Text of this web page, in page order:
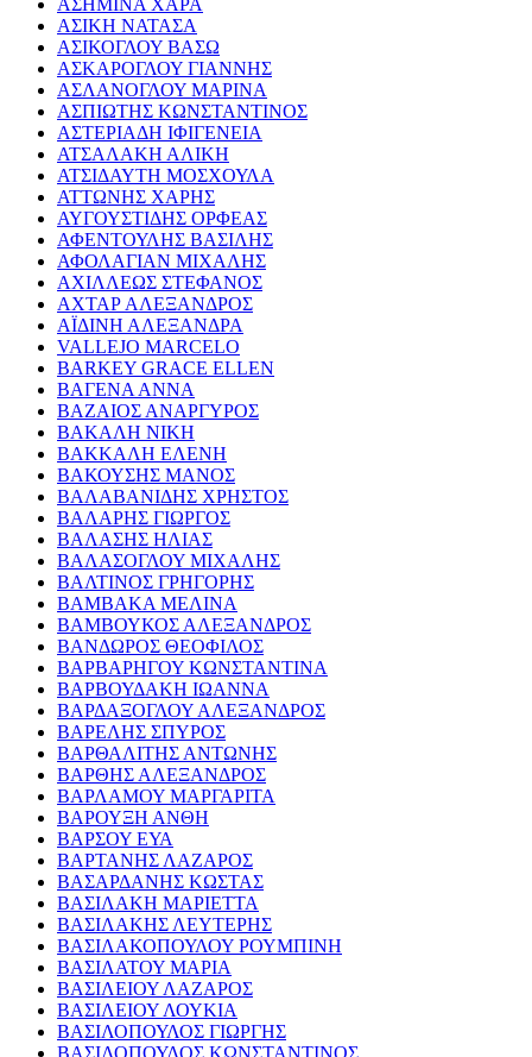
ΑΣΗΜΙΝΑ ΧΑΡΑ
ΑΣΙΚΗ ΝΑΤΑΣΑ
ΑΣΙΚΟΓΛΟΥ ΒΑΣΩ
ΑΣΚΑΡΟΓΛΟΥ ΓΙΑΝΝΗΣ
ΑΣΛΑΝΟΓΛΟΥ ΜΑΡΙΝΑ
ΑΣΠΙΩΤΗΣ ΚΩΝΣΤΑΝΤΙΝΟΣ
ΑΣΤΕΡΙΑΔΗ ΙΦΙΓΕΝΕΙΑ
ΑΤΣΑΛΑΚΗ ΑΛΙΚΗ
ΑΤΣΙΔΑΥΤΗ ΜΟΣΧΟΥΛΑ
ΑΤΤΩΝΗΣ ΧΑΡΗΣ
ΑΥΓΟΥΣΤΙΔΗΣ ΟΡΦΕΑΣ
ΑΦΕΝΤΟΥΛΗΣ ΒΑΣΙΛΗΣ
ΑΦΟΛΑΓΙΑΝ ΜΙΧΑΛΗΣ
ΑΧΙΛΛΕΩΣ ΣΤΕΦΑΝΟΣ
ΑΧΤΑΡ ΑΛΕΞΑΝΔΡΟΣ
ΑΪΔΙΝΗ ΑΛΕΞΑΝΔΡΑ
VALLEJO MARCELO
BARKEY GRACE ELLEN
ΒΑΓΕΝΑ ΑΝΝΑ
ΒΑΖΑΙΟΣ ΑΝΑΡΓΥΡΟΣ
ΒΑΚΑΛΗ ΝΙΚΗ
ΒΑΚΚΑΛΗ ΕΛΕΝΗ
ΒΑΚΟΥΣΗΣ ΜΑΝΟΣ
ΒΑΛΑΒΑΝΙΔΗΣ ΧΡΗΣΤΟΣ
ΒΑΛΑΡΗΣ ΓΙΩΡΓΟΣ
ΒΑΛΑΣΗΣ ΗΛΙΑΣ
ΒΑΛΑΣΟΓΛΟΥ ΜΙΧΑΛΗΣ
ΒΑΛΤΙΝΟΣ ΓΡΗΓΟΡΗΣ
ΒΑΜΒΑΚΑ ΜΕΛΙΝΑ
ΒΑΜΒΟΥΚΟΣ ΑΛΕΞΑΝΔΡΟΣ
ΒΑΝΔΩΡΟΣ ΘΕΟΦΙΛΟΣ
ΒΑΡΒΑΡΗΓΟΥ ΚΩΝΣΤΑΝΤΙΝΑ
ΒΑΡΒΟΥΔΑΚΗ ΙΩΑΝΝΑ
ΒΑΡΔΑΞΟΓΛΟΥ ΑΛΕΞΑΝΔΡΟΣ
ΒΑΡΕΛΗΣ ΣΠΥΡΟΣ
ΒΑΡΘΑΛΙΤΗΣ ΑΝΤΩΝΗΣ
ΒΑΡΘΗΣ ΑΛΕΞΑΝΔΡΟΣ
ΒΑΡΛΑΜΟΥ ΜΑΡΓΑΡΙΤΑ
ΒΑΡΟΥΞΗ ΑΝΘΗ
ΒΑΡΣΟΥ ΕΥΑ
ΒΑΡΤΑΝΗΣ ΛΑΖΑΡΟΣ
ΒΑΣΑΡΔΑΝΗΣ ΚΩΣΤΑΣ
ΒΑΣΙΛΑΚΗ ΜΑΡΙΕΤΤΑ
ΒΑΣΙΛΑΚΗΣ ΛΕΥΤΕΡΗΣ
ΒΑΣΙΛΑΚΟΠΟΥΛΟΥ ΡΟΥΜΠΙΝΗ
ΒΑΣΙΛΑΤΟΥ ΜΑΡΙΑ
ΒΑΣΙΛΕΙΟΥ ΛΑΖΑΡΟΣ
ΒΑΣΙΛΕΙΟΥ ΛΟΥΚΙΑ
ΒΑΣΙΛΟΠΟΥΛΟΣ ΓΙΩΡΓΗΣ